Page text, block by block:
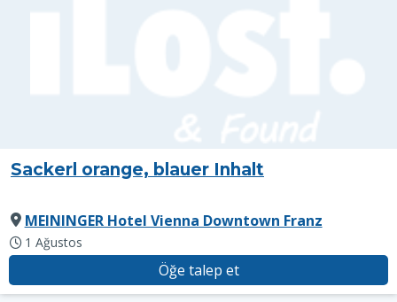
Sackerl orange, blauer Inhalt
MEININGER Hotel Vienna Downtown Franz
1 Ağustos
Öğe talep et